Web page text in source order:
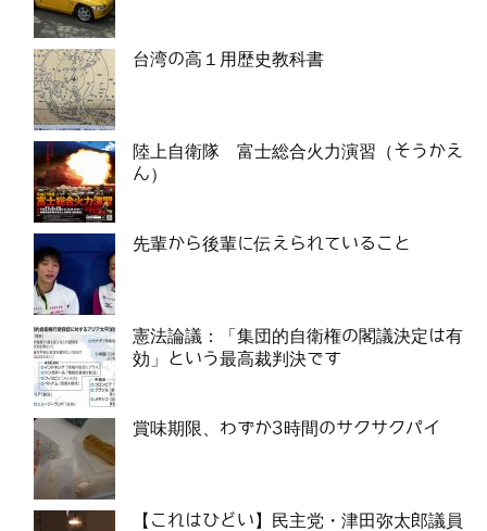
台湾の高１用歴史教科書
陸上自衛隊 富士総合火力演習（そうかえ
ん）
先輩から後輩に伝えられていること
憲法論議：「集団的自衛権の閣議決定は有
効」という最高裁判決です
賞味期限、わずか3時間のサクサクパイ
【これはひどい】民主党・津田弥太郎議員